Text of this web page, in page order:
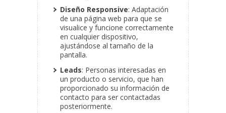
Diseño Responsive: Adaptación
de una página web para que se
visualice y funcione correctamente
en cualquier dispositivo,
ajustándose al tamaño de la
pantalla.
Leads: Personas interesadas en
un producto o servicio, que han
proporcionado su información de
contacto para ser contactadas
posteriormente.